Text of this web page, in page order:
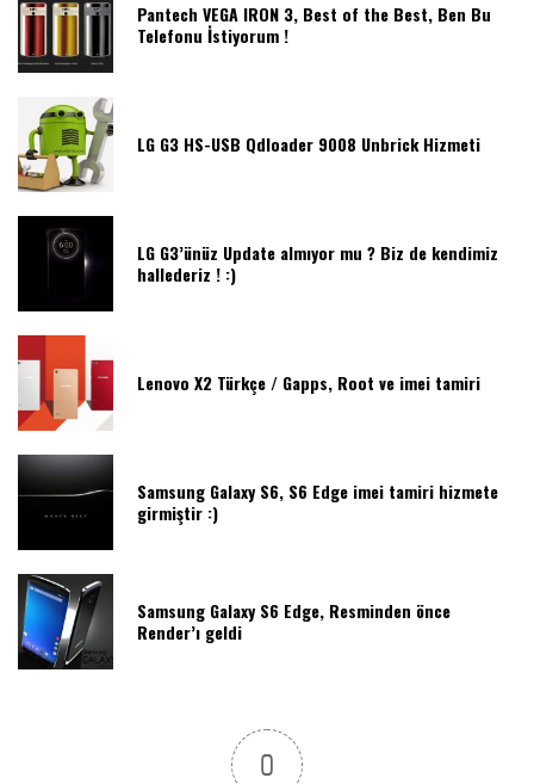
Pantech VEGA IRON 3, Best of the Best, Ben Bu
Telefonu İstiyorum !
LG G3 HS-USB Qdloader 9008 Unbrick Hizmeti
LG G3’ünüz Update almıyor mu ? Biz de kendimiz
hallederiz ! :)
Lenovo X2 Türkçe / Gapps, Root ve imei tamiri
Samsung Galaxy S6, S6 Edge imei tamiri hizmete
girmiştir :)
Samsung Galaxy S6 Edge, Resminden önce
Render’ı geldi
0